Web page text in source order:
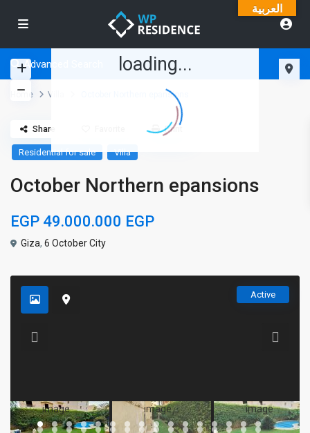
loading...
Advanced Search
Home Villa October Northern epansions
Residential for sale Villa
October Northern epansions
EGP 49.000.000 EGP
Giza,6 October City
Share Print
Active
العربية